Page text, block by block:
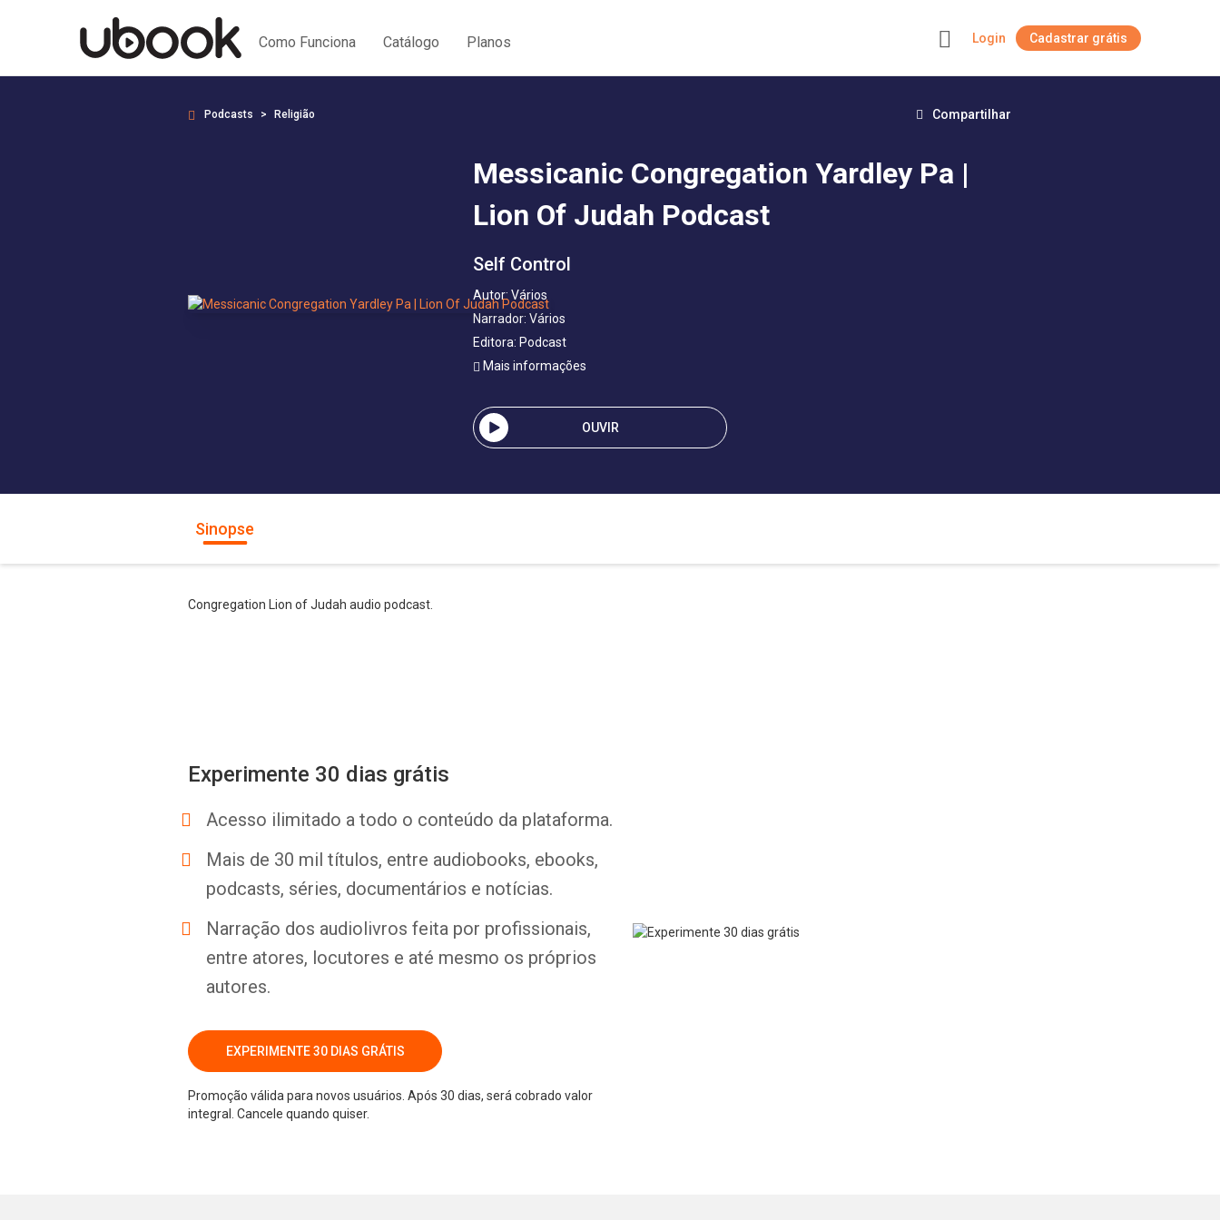
Como Funciona Catálogo Planos Login Cadastrar grátis
Podcasts Religião Compartilhar
Messicanic Congregation Yardley Pa |
Lion Of Judah Podcast
Self Control
Autor: Vários
Narrador: Vários
Editora: Podcast
Mais informações
OUVIR
Sinopse
Congregation Lion of Judah audio podcast.
Experimente 30 dias grátis
Acesso ilimitado a todo o conteúdo da plataforma.
Mais de 30 mil títulos, entre audiobooks, ebooks,
podcasts, séries, documentários e notícias.
Narração dos audiolivros feita por profissionais,
entre atores, locutores e até mesmo os próprios
autores.
EXPERIMENTE 30 DIAS GRÁTIS
Promoção válida para novos usuários. Após 30 dias, será cobrado valor
integral. Cancele quando quiser.